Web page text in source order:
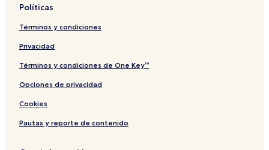
o
t
e
l
Políticas
Términos y condiciones
Privacidad
Términos y condiciones de One Key™
Opciones de privacidad
Cookies
Pautas y reporte de contenido